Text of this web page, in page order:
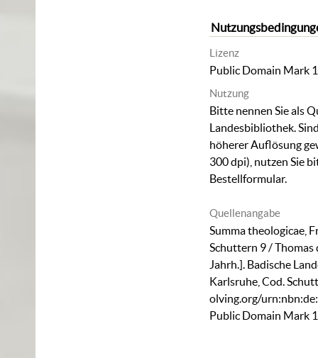
Lizenz
Public Domain Mark
Nutzung
Bitte nennen Sie als
Landesbibliothek.
höherer Auflösung
300 dpi), nutzen Sie
Bestellformular.
Quellenangabe
Summa theologicae,
Schuttern 9 / Thomas
Jahrh.]. Badische
Karlsruhe,Cod.
olving.org/
Public Domain Mark